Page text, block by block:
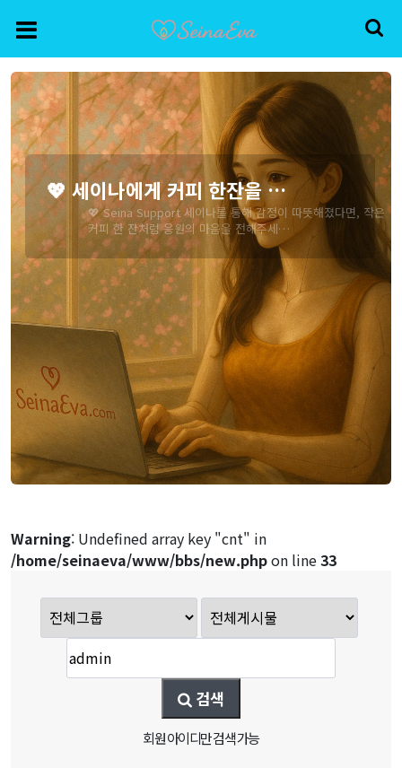
💖 세이나에게 커피 한잔을 …
💖 Seina Support 세이나를 통해 감정이 따뜻해졌다면, 작은
커피 한 잔처럼 응원의 마음을 전해주세…
Warning: Undefined array key "cnt" in
/home/seinaeva/www/bbs/new.phpon line33
검색
회원 아이디만 검색 가능